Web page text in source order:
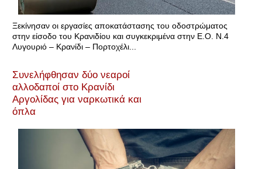
Ξεκίνησαν οι εργασίες αποκατάστασης του οδοστρώματος
στην είσοδο του Κρανιδίου και συγκεκριμένα στην Ε.Ο. Ν.4
Λυγουριό – Κρανίδι – Πορτοχέλι...
Συνελήφθησαν δύο νεαροί
αλλοδαποί στο Κρανίδι
Αργολίδας για ναρκωτικά και
όπλα